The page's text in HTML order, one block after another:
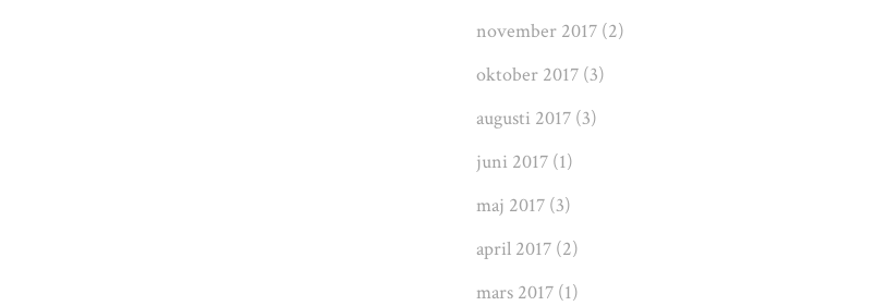
november 2017 (2)
oktober 2017 (3)
augusti 2017 (3)
juni 2017 (1)
maj 2017 (3)
april 2017 (2)
mars 2017 (1)